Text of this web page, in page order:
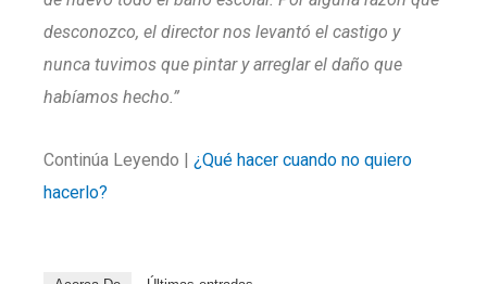
desconozco, el director nos levantó el castigo y
nunca tuvimos que pintar y arreglar el daño que
habíamos hecho.”
Continúa Leyendo | ¿Qué hacer cuando no quiero
hacerlo?